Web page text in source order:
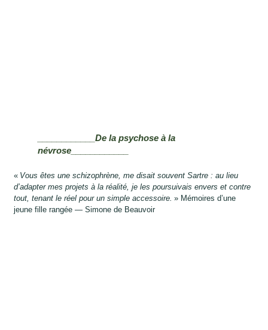
____________De la psychose à la
névrose____________
« Vous êtes une schizophrène, me disait souvent Sartre : au lieu
d’adapter mes projets à la réalité, je les poursuivais envers et contre
tout, tenant le réel pour un simple accessoire. » Mémoires d’une
jeune fille rangée — Simone de Beauvoir